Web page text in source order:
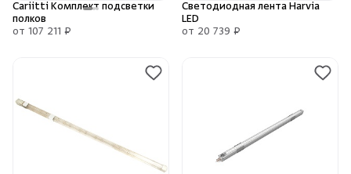
Cariitti Комплект подсветки
полков
от 107 211 ₽
Светодиодная лента Harvia
LED
от 20 739 ₽